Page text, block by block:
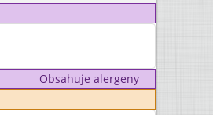
Obsahuje alergeny